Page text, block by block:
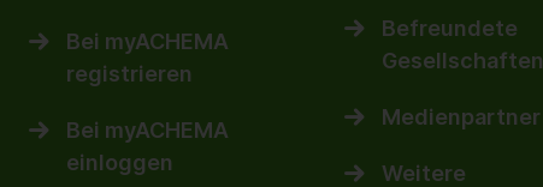
Bei myACHEMA
registrieren
Bei myACHEMA
einloggen
Befreundete
Gesellschaften
Medienpartner
Weitere